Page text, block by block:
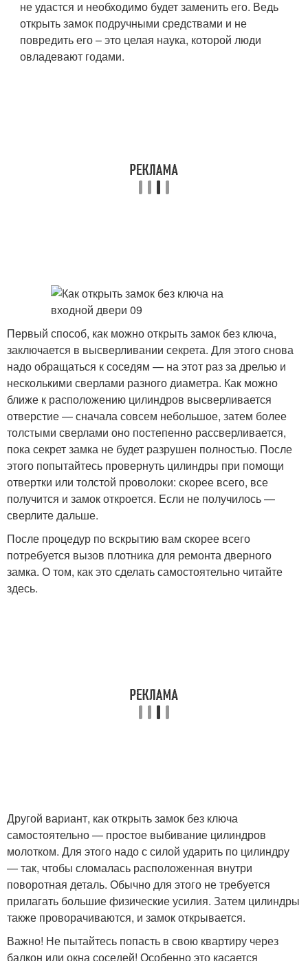
не удастся и необходимо будет заменить его. Ведь
открыть замок подручными средствами и не
повредить его – это целая наука, которой люди
овладевают годами.
Первый способ, как можно открыть замок без ключа,
заключается в высверливании секрета. Для этого снова
надо обращаться к соседям — на этот раз за дрелью и
несколькими сверлами разного диаметра. Как можно
ближе к расположению цилиндров высверливается
отверстие — сначала совсем небольшое, затем более
толстыми сверлами оно постепенно рассверливается,
пока секрет замка не будет разрушен полностью. После
этого попытайтесь провернуть цилиндры при помощи
отвертки или толстой проволоки: скорее всего, все
получится и замок откроется. Если не получилось —
сверлите дальше.
После процедур по вскрытию вам скорее всего
потребуется вызов плотника для ремонта дверного
замка. О том, как это сделать самостоятельно читайте
здесь.
Другой вариант, как открыть замок без ключа
самостоятельно — простое выбивание цилиндров
молотком. Для этого надо с силой ударить по цилиндру
— так, чтобы сломалась расположенная внутри
поворотная деталь. Обычно для этого не требуется
прилагать большие физические усилия. Затем цилиндры
также проворачиваются, и замок открывается.
Важно! Не пытайтесь попасть в свою квартиру через
балкон или окна соседей! Особенно это касается